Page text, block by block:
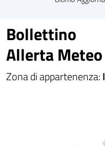
Bollettino
Allerta Meteo
Zona di appartenenza:I